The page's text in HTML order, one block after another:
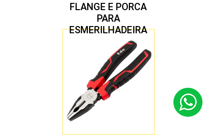
FLANGE E PORCA
PARA
ESMERILHADEIRA
4.1/2″ 20,00 MM